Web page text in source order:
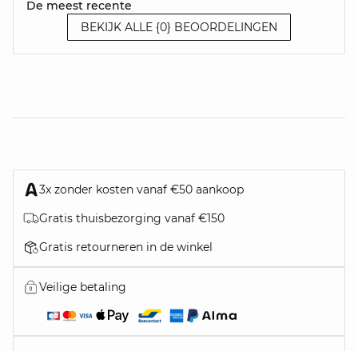
De meest recente
BEKIJK ALLE {0} BEOORDELINGEN
3x zonder kosten vanaf €50 aankoop
Gratis thuisbezorging vanaf €150
Gratis retourneren in de winkel
Veilige betaling